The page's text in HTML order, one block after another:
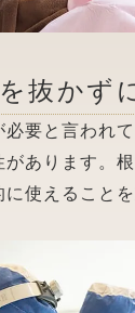
抜かず
要と言われ
あります。
使えること